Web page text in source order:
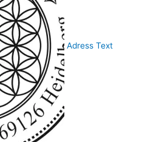
Adress Text